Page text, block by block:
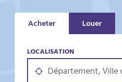
Acheter Louer
LOCALISATION